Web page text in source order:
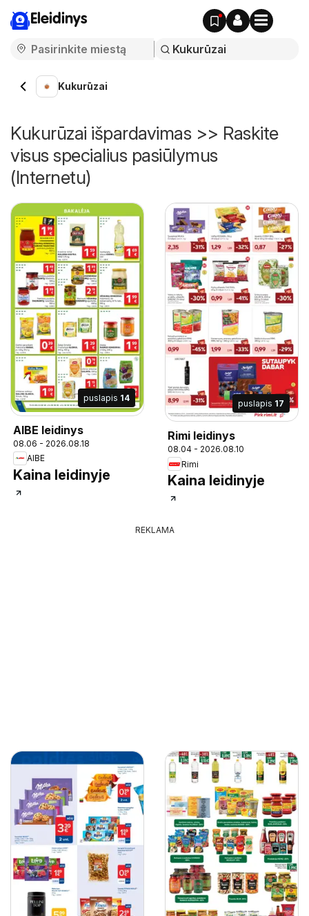
Eleidinys
Kukurūzai
Kukurūzai išpardavimas >> Raskite
visus specialius pasiūlymus
(Internetu)
puslapis 14
AIBE leidinys
08.06 - 2026.08.18
AIBE
Kaina leidinyje
puslapis 17
Rimi leidinys
08.04 - 2026.08.10
Rimi
Kaina leidinyje
REKLAMA